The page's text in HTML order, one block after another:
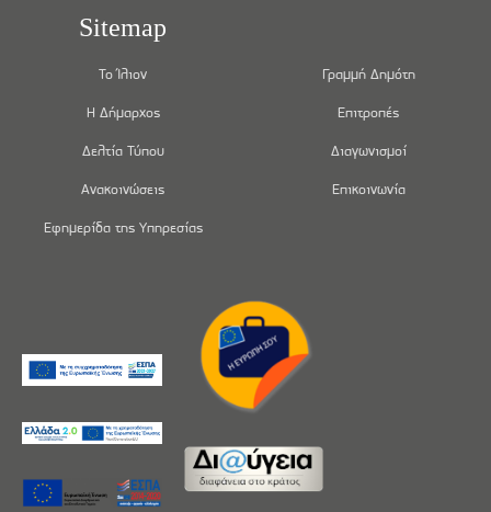
Sitemap
Το Ίλιον
Η Δήμαρχος
Δελτία Τύπου
Ανακοινώσεις
Εφημερίδα της Υπηρεσίας
Γραμμή Δημότη
Επιτροπές
Διαγωνισμοί
Επικοινωνία